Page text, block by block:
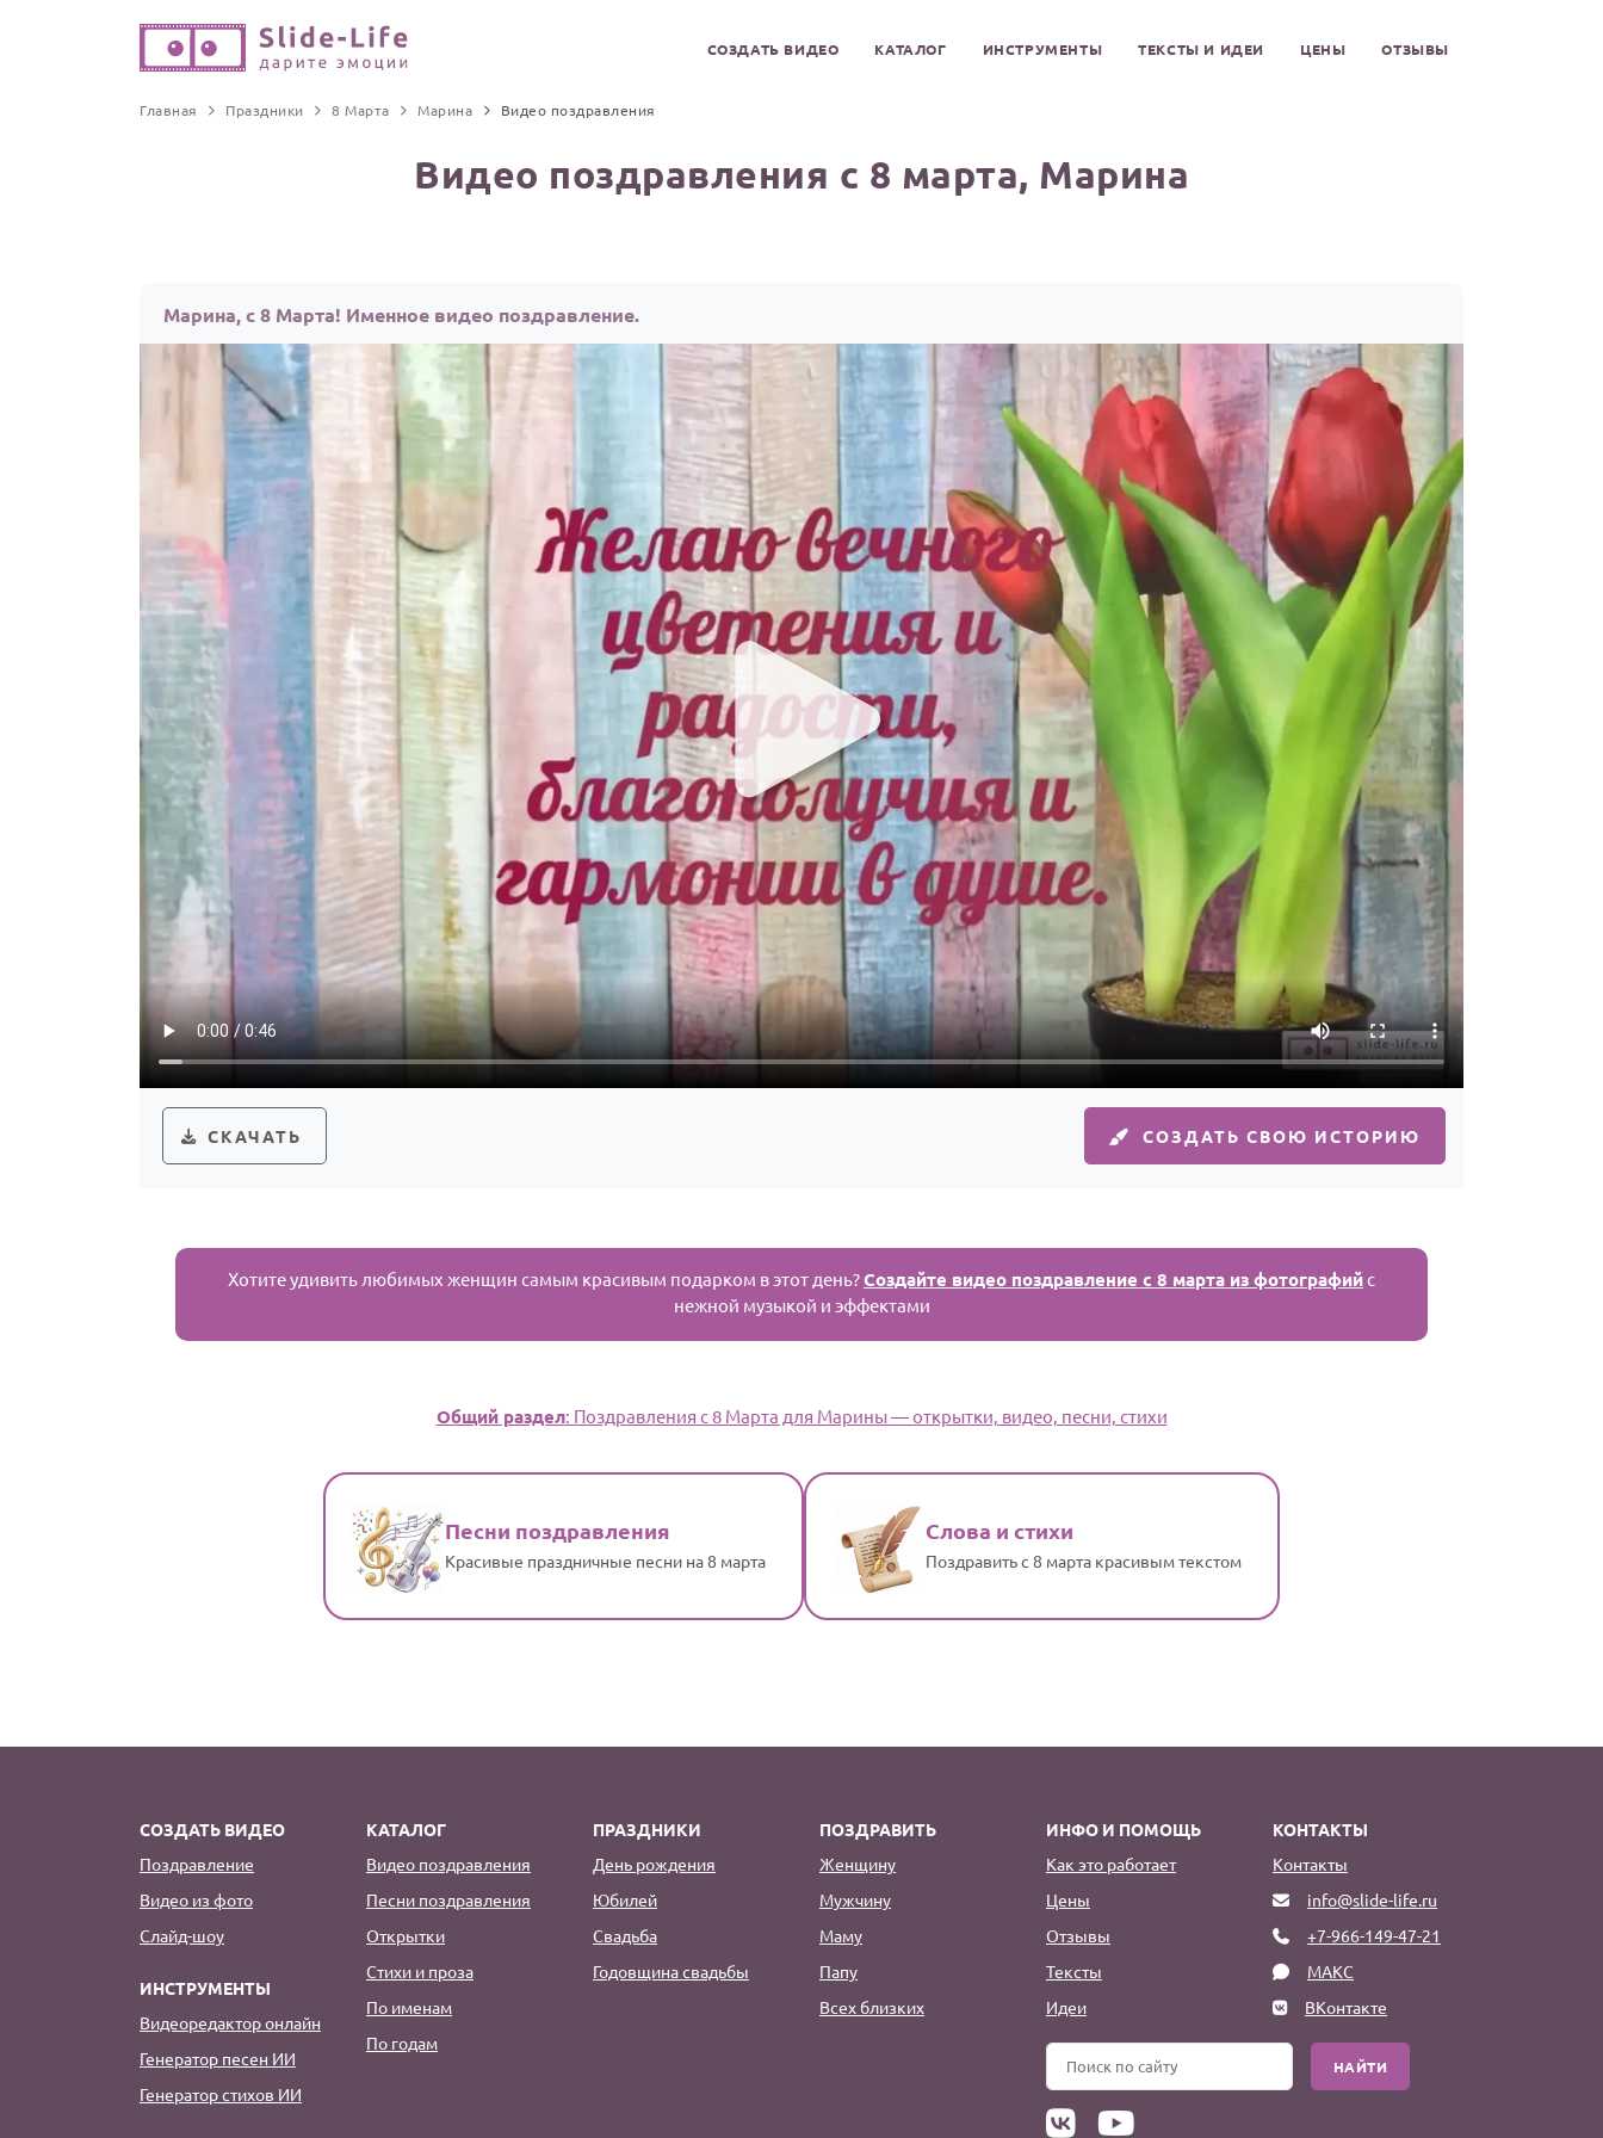
СОЗДАТЬ ВИДЕО КАТАЛОГ ИНСТРУМЕНТЫ ТЕКСТЫ И ИДЕИ ЦЕНЫ ОТЗЫВЫ
Главная Праздники 8 Марта Марина Видео поздравления
Видео поздравления с 8 марта, Марина
Марина, с 8 Марта! Именное видео поздравление.
СКАЧАТЬ СОЗДАТЬ СВОЮ ИСТОРИЮ
Хотите удивить любимых женщин самым красивым подарком в этот день?Создайте видео поздравление с 8 марта из фотографийс
нежной музыкой и эффектами
Общий раздел: Поздравления с 8 Марта для Марины — открытки, видео, песни, стихи
Песни поздравления
Красивые праздничные песни на 8 марта
Слова и стихи
Поздравить с 8 марта красивым текстом
СОЗДАТЬ ВИДЕО
Поздравление
Видео из фото
Слайд-шоу
ИНСТРУМЕНТЫ
Видеоредактор онлайн
Генератор песен ИИ
Генератор стихов ИИ
КАТАЛОГ
Видео поздравления
Песни поздравления
Открытки
Стихи и проза
По именам
По годам
ПРАЗДНИКИ
День рождения
Юбилей
Свадьба
Годовщина свадьбы
ПОЗДРАВИТЬ
Женщину
Мужчину
Маму
Папу
Всех близких
ИНФО И ПОМОЩЬ
Как это работает
Цены
Отзывы
Тексты
Идеи
КОНТАКТЫ
Контакты
info@slide-life.ru
+7-966-149-47-21
МАКС
ВКонтакте
НАЙТИ